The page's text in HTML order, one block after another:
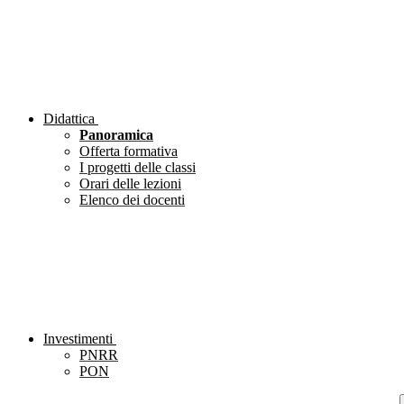
Didattica
Panoramica
Offerta formativa
I progetti delle classi
Orari delle lezioni
Elenco dei docenti
Investimenti
PNRR
PON